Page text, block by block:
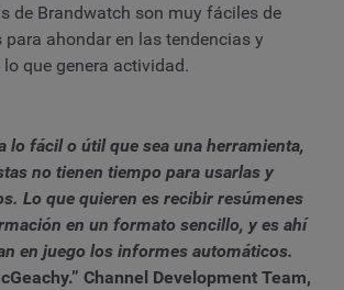
de Brandwatch son muy fáciles de
para ahondar en las tendencias y
lo que genera actividad.
lo fácil o útil que sea una herramienta,
no tienen tiempo para usarlas y
Lo que quieren es recibir resúmenes
en un formato sencillo, y es ahí
en juego los informes automáticos.
Channel Development Team,